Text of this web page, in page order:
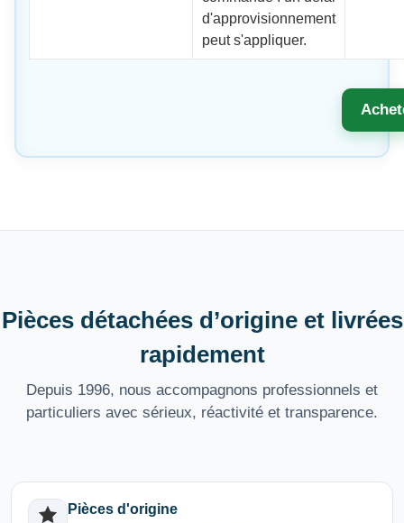
d'approvisionnement
peut s'appliquer.
Pièces détachées d’origine et livrées
rapidement
Depuis 1996, nous accompagnons professionnels et
particuliers avec sérieux, réactivité et transparence.
Pièces d'origine